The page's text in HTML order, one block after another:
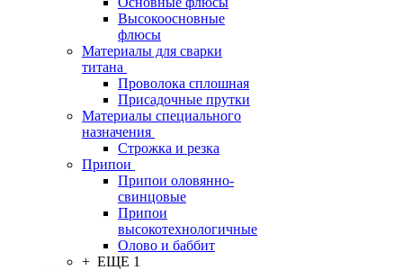
Высокоосновные
флюсы
Материалы для сварки
титана
Проволока сплошная
Присадочные прутки
Материалы специального
назначения
Строжка и резка
Припои
Припои оловянно-
свинцовые
Припои
высокотехнологичные
Олово и баббит
+ ЕЩЕ 1